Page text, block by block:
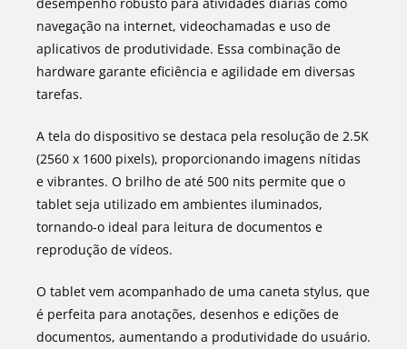
navegação na internet, videochamadas e uso de
aplicativos de produtividade. Essa combinação de
hardware garante eficiência e agilidade em diversas
tarefas.
A tela do dispositivo se destaca pela resolução de 2.5K
(2560 x 1600 pixels), proporcionando imagens nítidas
e vibrantes. O brilho de até 500 nits permite que o
tablet seja utilizado em ambientes iluminados,
tornando-o ideal para leitura de documentos e
reprodução de vídeos.
O tablet vem acompanhado de uma caneta stylus, que
é perfeita para anotações, desenhos e edições de
documentos, aumentando a produtividade do usuário.